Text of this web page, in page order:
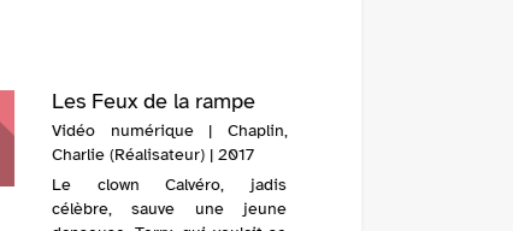
Les Feux de la rampe
Vidéo numérique | Chaplin,
Charlie (Réalisateur) | 2017
Le clown Calvéro, jadis
célèbre, sauve une jeune